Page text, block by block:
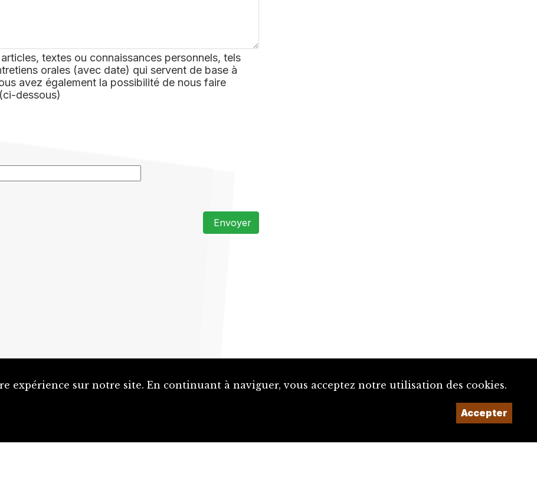
textes ou connaissances personnels, tels
orales (avec date) qui servent de base à
avez également la possibilité de nous faire
dessous)
Envoyer
expérience sur notre site. En continuant à naviguer, vous acceptez notre utilisation des cookies.
Accepter